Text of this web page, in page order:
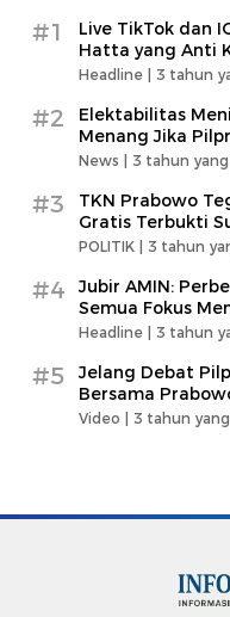
#1
Live TikTok dan
Hatta yang Anti
Headline | 3 tahun
#2
Elektabilitas
Menang Jika
News | 3 tahun
#3
TKN Prabowo
Gratis Terbukti
POLITIK | 3 tahun
#4
Jubir AMIN:
Semua Fokus
Headline | 3 tahun
#5
Jelang Debat
Bersama
Video | 3 tahun